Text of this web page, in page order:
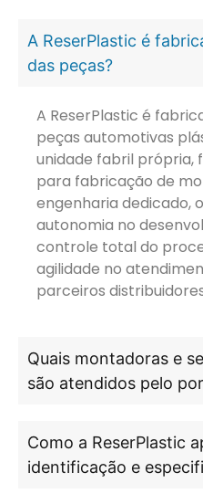
A ReserPlastic é
das peças?
A ReserPlastic é
peças automotivas
unidade fabril
para fabricação de
engenharia dedicado,
autonomia no
controle total do
agilidade no
parceiros
Quais montadoras e
são atendidos pelo
Como a ReserPlastic
identificação e